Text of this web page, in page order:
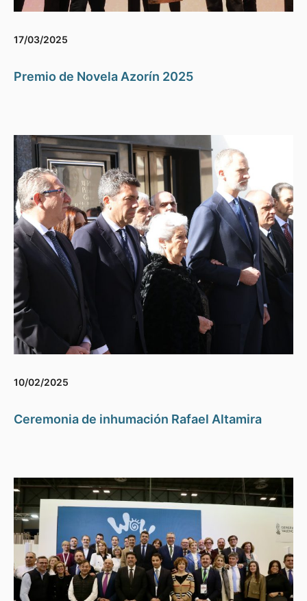
17/03/2025
Premio de Novela Azorín 2025
10/02/2025
Ceremonia de inhumación Rafael Altamira